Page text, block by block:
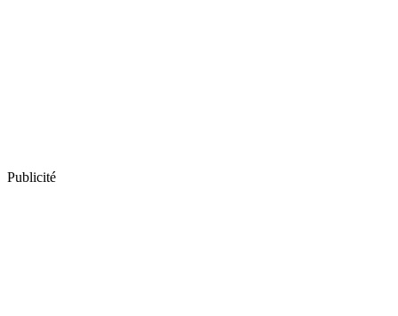
Publicité